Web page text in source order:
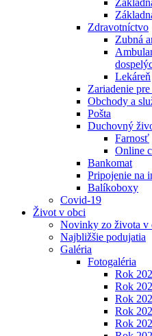
Zdravotníctvo
Zubná
Lekáreň
Zariadenie
Obchody a
Pošta
Duchovný
Farnosť
Online
Bankomat
Pripojenie na
Balíkoboxy
Covid-19
Život v obci
Novinky zo života v
Najbližšie podujatia
Galéria
Fotogaléria
Rok
Rok
Rok
Rok
Rok